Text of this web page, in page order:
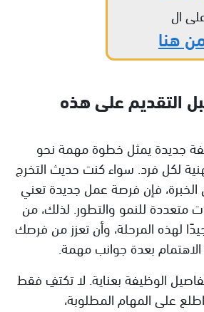
ال
هنا
التقديم على هذه
جديدة يمثل خطوة مهمة نحو
لكل فرد. سواء كنت حديث التخرج
فإن فرصة عمل جديدة تعني
متعددة للنمو والتطور. لذلك، من
لهذه المرحلة، وأن تعزز من فرصك
بعدة جوانب مهمة.
الوظيفة بعناية. لا تكتفِ فقط
على المهام المطلوبة،